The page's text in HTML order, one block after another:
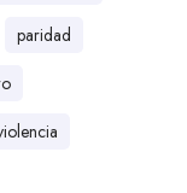
paridad